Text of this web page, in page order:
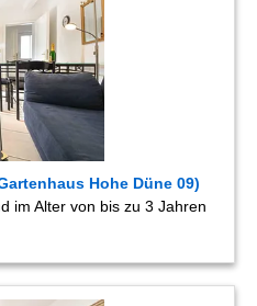
Hohe Düne 09)
im Alter von bis zu 3 Jahren